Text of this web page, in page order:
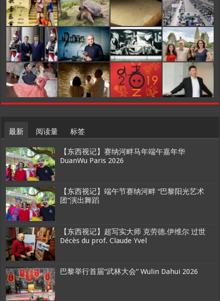
最新 阅读量 标签
【东西视记】赛纳河畔马年端午嘉年华
DuanWu Paris 2026
【东西视记】端午节赛纳河畔 “巴黎阳光艺术
团”演出舞蹈
【东西视记】超写实大师 克劳德.伊维尔 过世
Décès du prof. Claude Yvel
巴黎举行首届“武林大会” Wulin Dahui 2026